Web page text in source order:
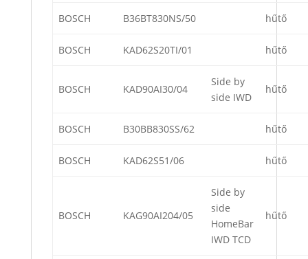
BOSCH B36BT830NS/50 hűtő
BOSCH KAD62S20TI/01 hűtő
BOSCH KAD90AI30/04
Side by
side IWD
hűtő
BOSCH B30BB830SS/62 hűtő
BOSCH KAD62S51/06 hűtő
BOSCH KAG90AI204/05
Side by
side
HomeBar
IWD TCD
hűtő